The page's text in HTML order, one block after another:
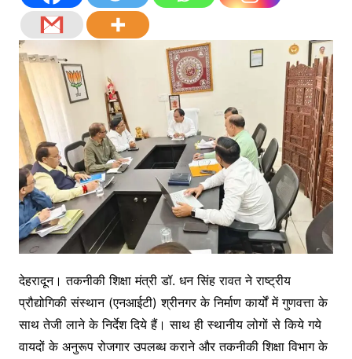
देहरादून। तकनीकी शिक्षा मंत्री डॉ. धन सिंह रावत ने राष्ट्रीय
प्रौद्योगिकी संस्थान (एनआईटी) श्रीनगर के निर्माण कार्यों में गुणवत्ता के
साथ तेजी लाने के निर्देश दिये हैं। साथ ही स्थानीय लोगों से किये गये
वायदों के अनुरूप रोजगार उपलब्ध कराने और तकनीकी शिक्षा विभाग के